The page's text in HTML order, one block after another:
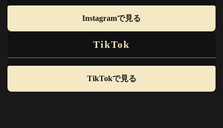
Instagramで見る
TikTok
TikTokで見る